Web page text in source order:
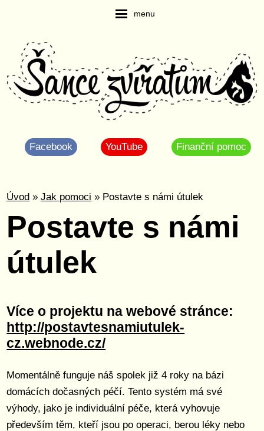
menu
Facebook YouTube Finanční pomoc
Úvod »Jak pomoci » Postavte s námi útulek
Postavte s námi
útulek
Více o projektu na webové stránce:
http://postavtesnamiutulek-
cz.webnode.cz/
Momentálně funguje náš spolek již 4 roky na bázi
domácích dočasných péčí. Tento systém má své
výhody, jako je individuální péče, která vyhovuje
především těm, kteří jsou po operaci, berou léky nebo